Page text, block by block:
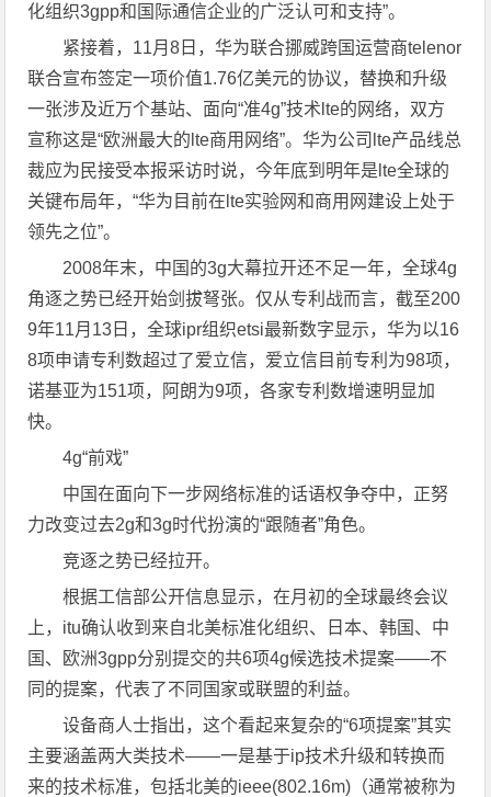
化组织3gpp和国际通信企业的广泛认可和支持”。
紧接着，11月8日，华为联合挪威跨国运营商telenor
联合宣布签定一项价值1.76亿美元的协议，替换和升级
一张涉及近万个基站、面向“准4g”技术lte的网络，双方
宣称这是“欧洲最大的lte商用网络”。华为公司lte产品线总
裁应为民接受本报采访时说，今年底到明年是lte全球的
关键布局年，“华为目前在lte实验网和商用网建设上处于
领先之位”。
2008年末，中国的3g大幕拉开还不足一年，全球4g
角逐之势已经开始剑拔弩张。仅从专利战而言，截至200
9年11月13日，全球ipr组织etsi最新数字显示，华为以16
8项申请专利数超过了爱立信，爱立信目前专利为98项，
诺基亚为151项，阿朗为9项，各家专利数增速明显加
快。
4g“前戏”
中国在面向下一步网络标准的话语权争夺中，正努
力改变过去2g和3g时代扮演的“跟随者”角色。
竞逐之势已经拉开。
根据工信部公开信息显示，在月初的全球最终会议
上，itu确认收到来自北美标准化组织、日本、韩国、中
国、欧洲3gpp分别提交的共6项4g候选技术提案——不
同的提案，代表了不同国家或联盟的利益。
设备商人士指出，这个看起来复杂的“6项提案”其实
主要涵盖两大类技术——一是基于ip技术升级和转换而
来的技术标准，包括北美的ieee(802.16m)（通常被称为